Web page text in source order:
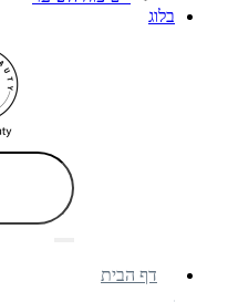
בלוג
דף הבית